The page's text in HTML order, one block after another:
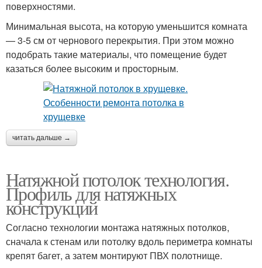
поверхностями.
Минимальная высота, на которую уменьшится комната
— 3-5 см от чернового перекрытия. При этом можно
подобрать такие материалы, что помещение будет
казаться более высоким и просторным.
читать дальше →
Натяжной потолок технология.
Профиль для натяжных
конструкций
Согласно технологии монтажа натяжных потолков,
сначала к стенам или потолку вдоль периметра комнаты
крепят багет, а затем монтируют ПВХ полотнище.